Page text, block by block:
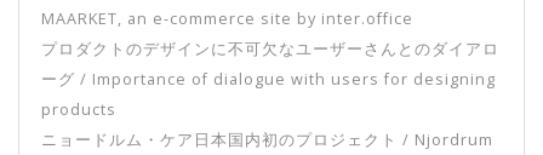
MAARKET, an e-commerce site by inter.office
プロダクトのデザインに不可欠なユーザーさんとのダイアロ
ーグ / Importance of dialogue with users for designing
products
ニョードルム・ケア日本国内初のプロジェクト / Njordrum